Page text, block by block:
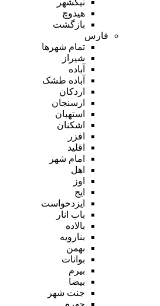
هیدوچ
بازگشت
فارس
تمام شهر‌ها
شیراز
آباده
آباده طشک
اردکان
ارسنجان
استهبان
اشکنان
افزر
اقلید
امام شهر
اهل
اوز
ایج
ایزدخواست
باب انار
بالاده
بنارویه
بهمن
بوانات
بیرم
بیضا
جنت شهر
جهرم